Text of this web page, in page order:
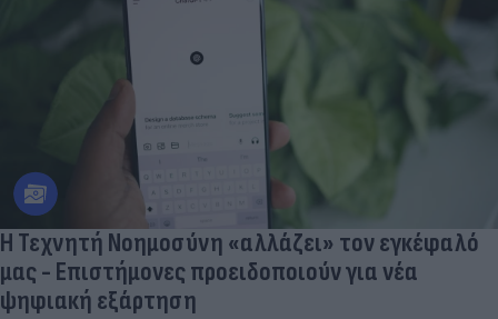
Η Τεχνητή Νοημοσύνη «αλλάζει» τον εγκέφαλό
μας - Eπιστήμονες προειδοποιούν για νέα
ψηφιακή εξάρτηση